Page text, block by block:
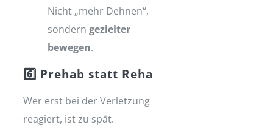
Nicht „mehr Dehnen“,
sondern gezielter
bewegen.
6️⃣ Prehab statt Reha
Wer erst bei der Verletzung
reagiert, ist zu spät.